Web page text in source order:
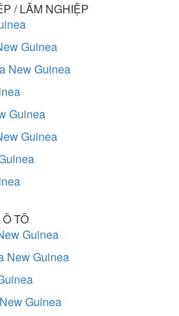
/ LÂM NGHIỆP
Guinea
New Guinea
Guinea
Guinea
TÔ
Guinea
New Guinea
Guinea